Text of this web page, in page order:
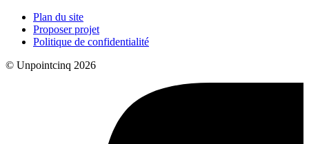
Plan du site
Proposer projet
Politique de confidentialité
© Unpointcinq 2026